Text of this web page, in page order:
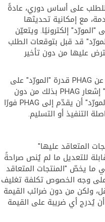
للطلب على أساس دوري، عادةً
١٢ إلى ١٨ شهرًا قادمة، مع إمكانية تحديثها
إلكترونيًا. ويتعيّن
قد قبل بتوقعات الطلب
عليها من دون تأخير
ج) إذا تجاوزت توقعات الطلب الصادرة عن PHAG قدرة "المورّد" على
الإنتاج أو التسليم، يتعيّن على "المورّد" إشعار PHAG بذلك من دون
تأخير. وفي هذه الحالة، يتعيّن على "المورّد" أن يقدّم إلى PHAG فورًا
التنفيذ أو التسليم.
المتعاقد عليها"
للتعديل ما لم يُنص صراحةً
يخصّ "المنتجات المتعاقد
على وجه الخصوص تكلفة تغليف
ولكن من دون ضرائب القيمة
يُدرج أي ضريبة على القيمة